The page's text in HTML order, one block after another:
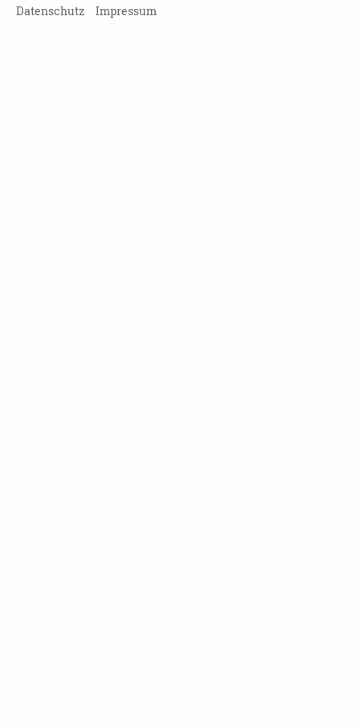
ZURÜCK ZUR ÜBERSICHT
Datenschutz Impressum